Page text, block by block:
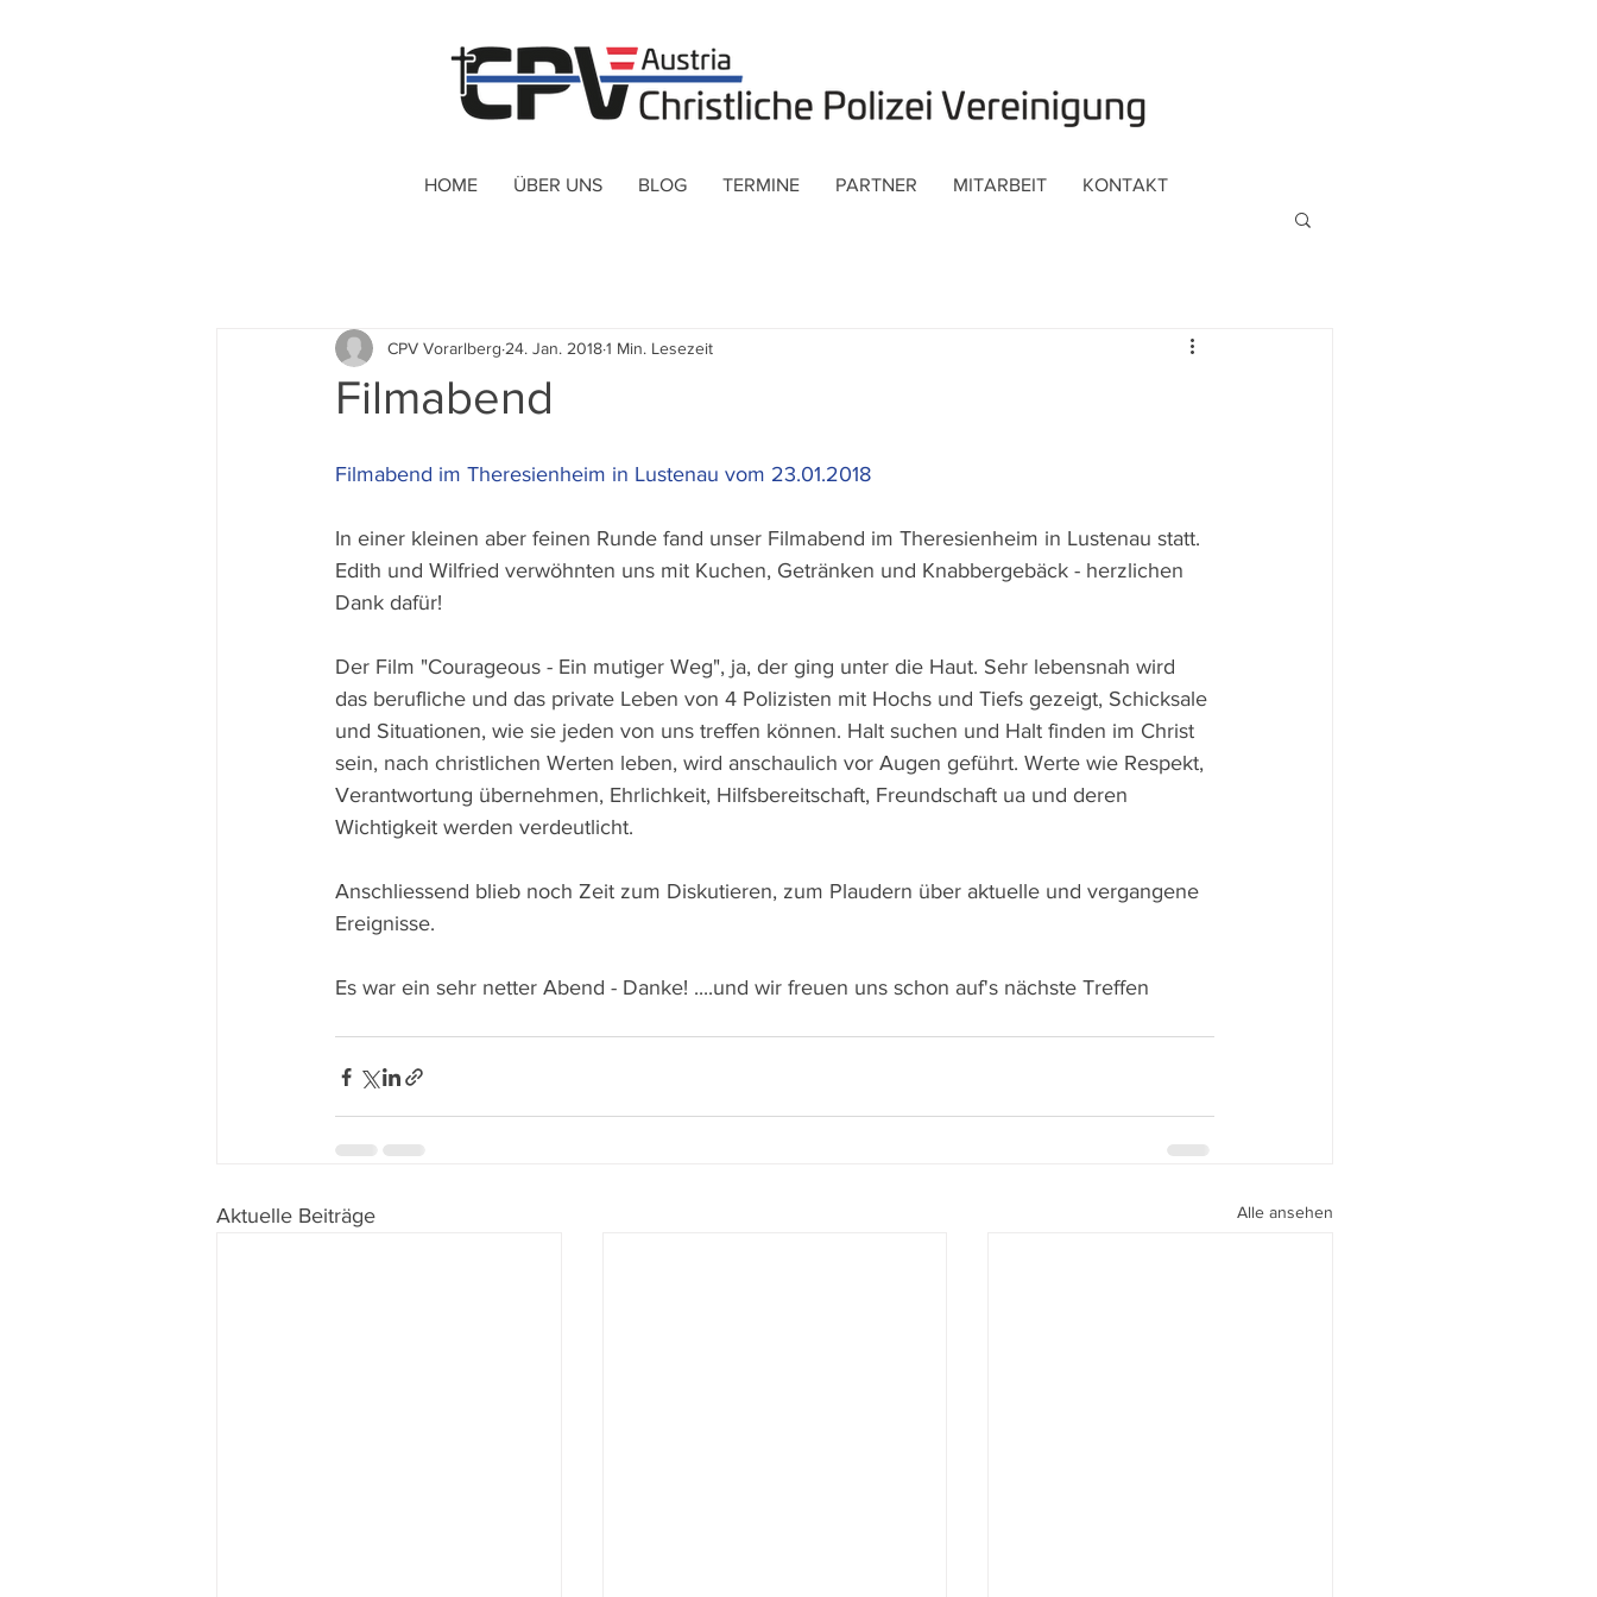
HOME ÜBER UNS BLOG TERMINE PARTNER MITARBEIT KONTAKT
Filmabend
CPV Vorarlberg 24. Jan. 20181 Min. Lesezeit
Filmabend im Theresienheim in Lustenau vom 23.01.2018
In einer kleinen aber feinen Runde fand unser Filmabend im Theresienheim in Lustenau statt.
Edith und Wilfried verwöhnten uns mit Kuchen, Getränken und Knabbergebäck - herzlichen
Dank dafür!
Der Film "Courageous - Ein mutiger Weg", ja, der ging unter die Haut. Sehr lebensnah wird
das berufliche und das private Leben von 4 Polizisten mit Hochs und Tiefs gezeigt, Schicksale
und Situationen, wie sie jeden von uns treffen können. Halt suchen und Halt finden im Christ
sein, nach christlichen Werten leben, wird anschaulich vor Augen geführt. Werte wie Respekt,
Verantwortung übernehmen, Ehrlichkeit, Hilfsbereitschaft, Freundschaft ua und deren
Wichtigkeit werden verdeutlicht.
Anschliessend blieb noch Zeit zum Diskutieren, zum Plaudern über aktuelle und vergangene
Ereignisse.
Es war ein sehr netter Abend - Danke! ....und wir freuen uns schon auf's nächste Treffen
Aktuelle Beiträge Alle ansehen